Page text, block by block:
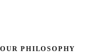
OUR PHILOSOPHY